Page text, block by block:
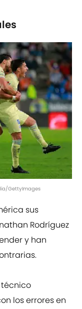
GettyImages
sus
Rodríguez
y han
técnico
los errores en